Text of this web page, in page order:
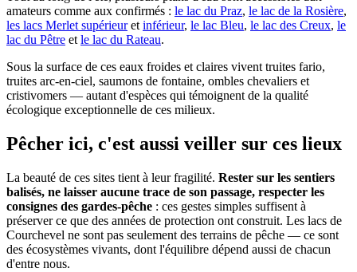
amateurs comme aux confirmés : le lac du Praz, le lac de la Rosière,
les lacs Merlet supérieuret inférieur, le lac Bleu, le lac des Creux, le
lac du Pêtre et le lac du Rateau.
Sous la surface de ces eaux froides et claires vivent truites fario,
truites arc-en-ciel, saumons de fontaine, ombles chevaliers et
cristivomers — autant d'espèces qui témoignent de la qualité
écologique exceptionnelle de ces milieux.
Pêcher ici, c'est aussi veiller sur ces lieux
La beauté de ces sites tient à leur fragilité. Rester sur les sentiers
balisés, ne laisser aucune trace de son passage, respecter les
consignes des gardes-pêche : ces gestes simples suffisent à
préserver ce que des années de protection ont construit. Les lacs de
Courchevel ne sont pas seulement des terrains de pêche — ce sont
des écosystèmes vivants, dont l'équilibre dépend aussi de chacun
d'entre nous.